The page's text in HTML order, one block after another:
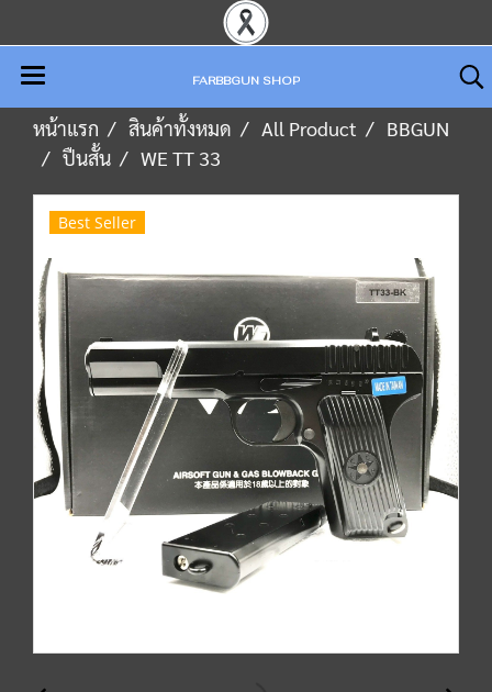
FARBBGUN SHOP
หน้าแรก สินค้าทั้งหมด All Product
BBGUN
ปืนสั้น
WE TT 33
Best Seller